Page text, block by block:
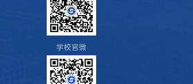
学校官微